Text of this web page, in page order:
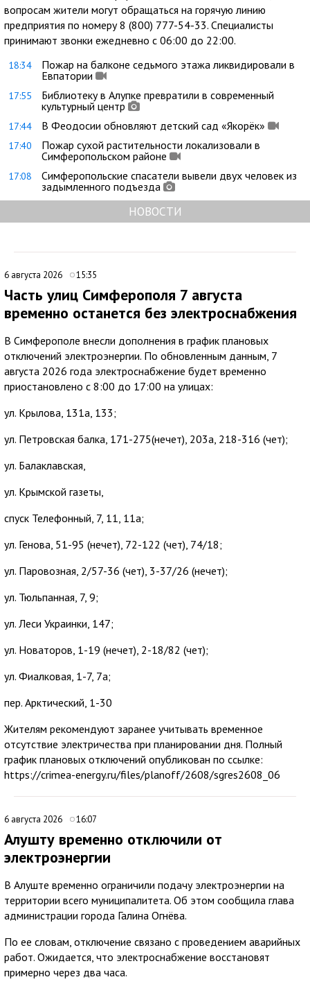
вопросам жители могут обращаться на горячую линию
предприятия по номеру 8 (800) 777-54-33. Специалисты
принимают звонки ежедневно с 06:00 до 22:00.
18:34
Пожар на балконе седьмого этажа ликвидировали в
Евпатории
17:55
Библиотеку в Алупке превратили в современный
культурный центр
17:44 В Феодосии обновляют детский сад «Якорёк»
17:40
Пожар сухой растительности локализовали в
Симферопольском районе
17:08
Симферопольские спасатели вывели двух человек из
задымленного подъезда
НОВОСТИ
6 августа 2026 15:35
Часть улиц Симферополя 7 августа
временно останется без электроснабжения
В Симферополе внесли дополнения в график плановых
отключений электроэнергии. По обновленным данным, 7
августа 2026 года электроснабжение будет временно
приостановлено с 8:00 до 17:00 на улицах:
ул. Крылова, 131а, 133;
ул. Петровская балка, 171-275(нечет), 203а, 218-316 (чет);
ул. Балаклавская,
ул. Крымской газеты,
спуск Телефонный, 7, 11, 11а;
ул. Генова, 51-95 (нечет), 72-122 (чет), 74/18;
ул. Паровозная, 2/57-36 (чет), 3-37/26 (нечет);
ул. Тюльпанная, 7, 9;
ул. Леси Украинки, 147;
ул. Новаторов, 1-19 (нечет), 2-18/82 (чет);
ул. Фиалковая, 1-7, 7а;
пер. Арктический, 1-30
Жителям рекомендуют заранее учитывать временное
отсутствие электричества при планировании дня. Полный
график плановых отключений опубликован по ссылке:
https://crimea-energy.ru/files/planoff/2608/sgres2608_06
6 августа 2026 16:07
Алушту временно отключили от
электроэнергии
В Алуште временно ограничили подачу электроэнергии на
территории всего муниципалитета. Об этом сообщила глава
администрации города Галина Огнёва.
По ее словам, отключение связано с проведением аварийных
работ. Ожидается, что электроснабжение восстановят
примерно через два часа.